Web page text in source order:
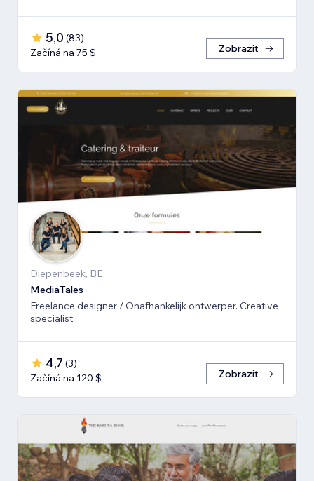
5,0 (83)
Začíná na 75 $
Zobrazit
Diepenbeek, BE
MediaTales
Freelance designer / Onafhankelijk ontwerper. Creative
specialist.
4,7 (3)
Začíná na 120 $
Zobrazit